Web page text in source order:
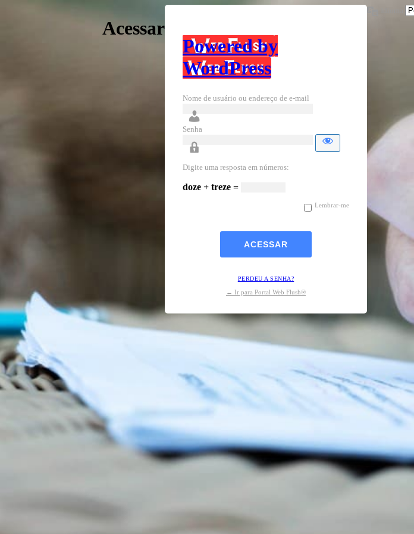
Acessar
Powered by
WordPress
Nome de usuário ou endereço de e-mail
Senha
Digite uma resposta em números:
doze + treze =
Lembrar-me
PERDEU A SENHA?
← Ir para Portal Web Flush®